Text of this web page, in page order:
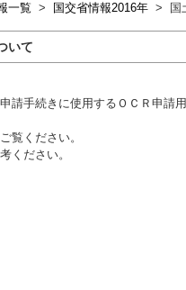
一覧 > 国交省情報2016年 > 国
いて
請手続きに使用するＯＣＲ申請
覧ください。
ください。